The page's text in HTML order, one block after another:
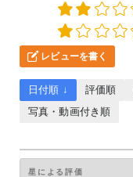
レビューを書く
日付順 ↓ 評価順
写真・動画付き順